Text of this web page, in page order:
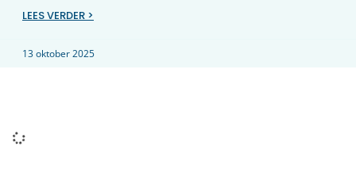
LEES VERDER >
13 oktober 2025